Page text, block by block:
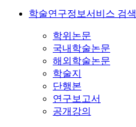
학술연구정보서비스 검색
학위논문
국내학술논문
해외학술논문
학술지
단행본
연구보고서
공개강의